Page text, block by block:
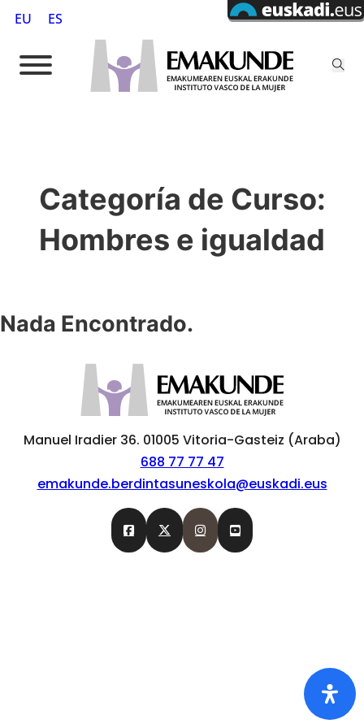
EU ES
Categoría de Curso:
Hombres e igualdad
Nada Encontrado.
Manuel Iradier 36. 01005 Vitoria-Gasteiz (Araba)
688 77 77 47
emakunde.berdintasuneskola@euskadi.eus